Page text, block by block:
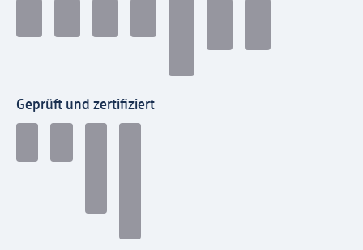
Geprüft und zertifiziert